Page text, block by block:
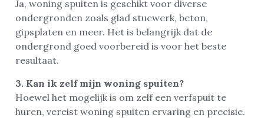
Ja, woning spuiten is geschikt voor diverse
ondergronden zoals glad stucwerk, beton,
gipsplaten en meer. Het is belangrijk dat de
ondergrond goed voorbereid is voor het beste
resultaat.
3. Kan ik zelf mijn woning spuiten?
Hoewel het mogelijk is om zelf een verfspuit te
huren, vereist woning spuiten ervaring en precisie.